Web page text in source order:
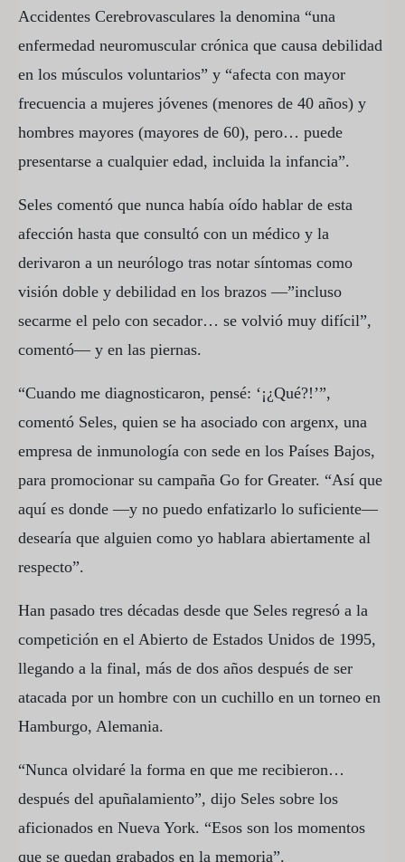
Accidentes Cerebrovasculares la denomina “una
enfermedad neuromuscular crónica que causa debilidad
en los músculos voluntarios” y “afecta con mayor
frecuencia a mujeres jóvenes (menores de 40 años) y
hombres mayores (mayores de 60), pero… puede
presentarse a cualquier edad, incluida la infancia”.
Seles comentó que nunca había oído hablar de esta
afección hasta que consultó con un médico y la
derivaron a un neurólogo tras notar síntomas como
visión doble y debilidad en los brazos —”incluso
secarme el pelo con secador… se volvió muy difícil”,
comentó— y en las piernas.
“Cuando me diagnosticaron, pensé: ‘¡¿Qué?!’”,
comentó Seles, quien se ha asociado con argenx, una
empresa de inmunología con sede en los Países Bajos,
para promocionar su campaña Go for Greater. “Así que
aquí es donde —y no puedo enfatizarlo lo suficiente—
desearía que alguien como yo hablara abiertamente al
respecto”.
Han pasado tres décadas desde que Seles regresó a la
competición en el Abierto de Estados Unidos de 1995,
llegando a la final, más de dos años después de ser
atacada por un hombre con un cuchillo en un torneo en
Hamburgo, Alemania.
“Nunca olvidaré la forma en que me recibieron…
después del apuñalamiento”, dijo Seles sobre los
aficionados en Nueva York. “Esos son los momentos
que se quedan grabados en la memoria”.